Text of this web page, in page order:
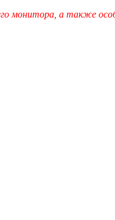
монитора, а также